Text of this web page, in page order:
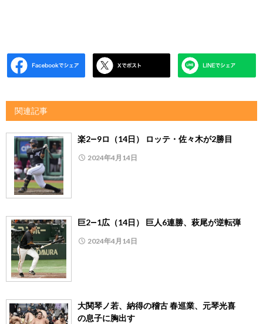
関連記事
楽2―9ロ（14日） ロッテ・佐々木が2勝目
2024年4月14日
巨2―1広（14日） 巨人6連勝、萩尾が逆転弾
2024年4月14日
大関琴ノ若、納得の稽古 春巡業、元琴光喜
の息子に胸出す